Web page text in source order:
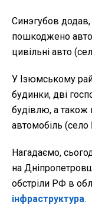
Синэгубов
пошкоджено
цивільні авто
У Ізюмському
будинки, дві
будівлю, а
автомобіль (село
Нагадаємо,
на
обстріли РФ в
інфраструктура.